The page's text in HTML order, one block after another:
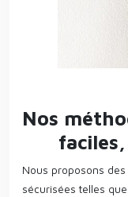
Nos
Nous proposons
sécurisées telles